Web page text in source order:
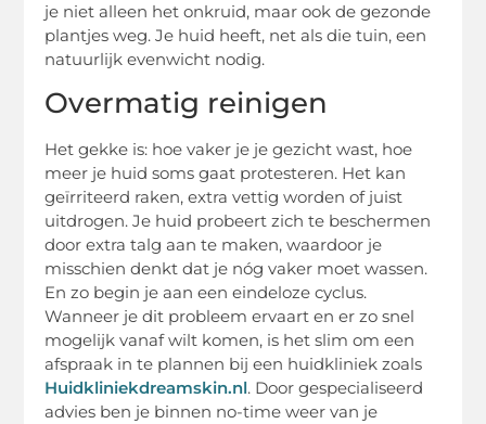
je niet alleen het onkruid, maar ook de gezonde
plantjes weg. Je huid heeft, net als die tuin, een
natuurlijk evenwicht nodig.
Overmatig reinigen
Het gekke is: hoe vaker je je gezicht wast, hoe
meer je huid soms gaat protesteren. Het kan
geïrriteerd raken, extra vettig worden of juist
uitdrogen. Je huid probeert zich te beschermen
door extra talg aan te maken, waardoor je
misschien denkt dat je nóg vaker moet wassen.
En zo begin je aan een eindeloze cyclus.
Wanneer je dit probleem ervaart en er zo snel
mogelijk vanaf wilt komen, is het slim om een
afspraak in te plannen bij een huidkliniek zoals
Huidkliniekdreamskin.nl. Door gespecialiseerd
advies ben je binnen no-time weer van je